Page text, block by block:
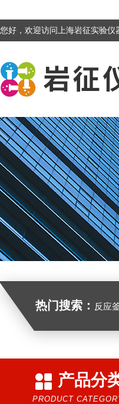
您好，欢迎访问上海岩征实验仪
热门搜索： 反应
产品分
PRODUCT